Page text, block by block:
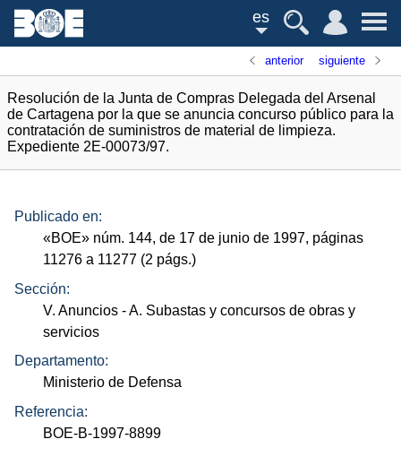
es
anterior siguiente
Resolución de la Junta de Compras Delegada del Arsenal
de Cartagena por la que se anuncia concurso público para la
contratación de suministros de material de limpieza.
Expediente 2E-00073/97.
Publicado en:
«BOE» núm. 144, de 17 de junio de 1997, páginas
11276 a 11277 (2 págs.)
Sección:
V. Anuncios - A. Subastas y concursos de obras y
servicios
Departamento:
Ministerio de Defensa
Referencia:
BOE-B-1997-8899